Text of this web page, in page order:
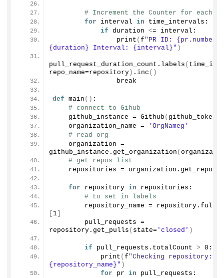
# Increment the Counter for each
for interval in time_intervals:
if duration <= interval:
print ( f"PR ID:
{duration} Interval: {interval}" )
pull_request_duration_count. labels (
repo_name=repository ) . inc ()
                break
def main () :
# connect to Gihub
    github_instance =
Github ( github_token
    organization_name =
'OrgNameg'
# read org
    organization =
github_instance. get_organization (
# get repos list
    repositories = organization.
get_repos
for repository in repositories:
# to set in labels
        repository_name = repository.
1
        pull_requests =
repository. get_pulls ( state= 'closed' )
if pull_requests. totalCount > 0 :
print ( f"Checking repository:
{repository_name}" )
for pr in pull_requests: